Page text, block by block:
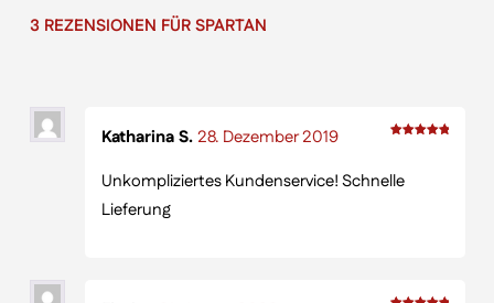
3 REZENSIONEN FÜRSPARTAN
mit
Katharina S.28. Dezember 2019
Unkompliziertes Kundenservice! Schnelle
Lieferung